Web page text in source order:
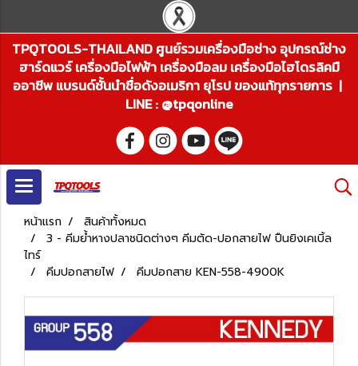
TPQTOOLS-THAILAND ศูนย์รวมเครื่องมือช่าง อุปกรณ์ช่าง
ฮาร์ดแวร์ เครื่องมือไฟฟ้า เครื่องมือลม เครื่องมือไฮโดรลิคมื
ออาชีพ แบรนด์ชั้นนำชื่อดังอเมริกา ยุโรป ของแท้ทุกรายการ |
LINE : @tpqonline
หน้าแรก
สินค้าทั้งหมด
3 - คีมย้ำหางปลาชนิดต่างๆ คีมตัด-ปอกสายไฟ ปืนยิงเคเบิ้ล
ไทร์
คีมปอกสายไฟ
คีมปอกสาย KEN-558-4900K